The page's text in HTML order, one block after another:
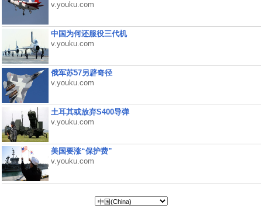
v.youku.com
中国为何还服役三代机
v.youku.com
俄军苏57另辟奇径
v.youku.com
土耳其或放弃S400导弹
v.youku.com
美国要涨“保护费”
v.youku.com